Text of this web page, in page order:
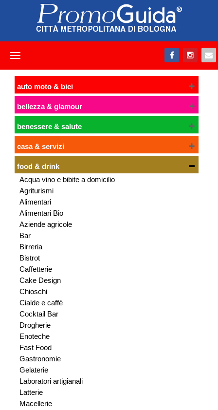
Toggle
auto moto & bici
bellezza & glamour
benessere & salute
casa & servizi
food & drink
Acqua vino e bibite a domicilio
Agriturismi
Alimentari
Alimentari Bio
Aziende agricole
Bar
Birreria
Bistrot
Caffetterie
Cake Design
Chioschi
Cialde e caffè
Cocktail Bar
Drogherie
Enoteche
Fast Food
Gastronomie
Gelaterie
Laboratori artigianali
Latterie
Macellerie